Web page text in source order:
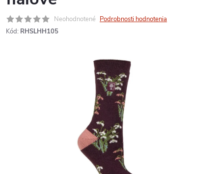
Neohodnotené Podrobnosti hodnotenia
Kód: RHSLHH105